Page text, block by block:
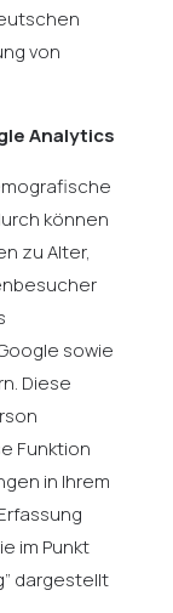
von
Analytics
können
zu Alter,
sowie
Diese
Funktion
in Ihrem
im Punkt
dargestellt